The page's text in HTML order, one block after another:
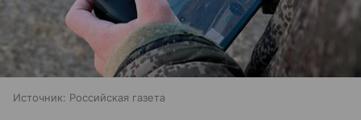
Источник: Российская газета